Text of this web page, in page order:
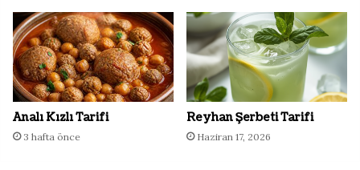
Analı Kızlı Tarifi
3 hafta önce
Reyhan Şerbeti Tarifi
Haziran 17, 2026